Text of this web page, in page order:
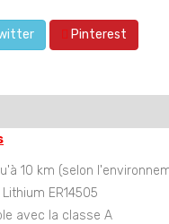
Pinterest
10 km (selon
ER14505
avec la classe A